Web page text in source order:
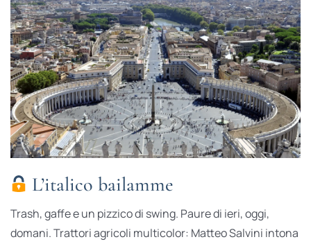
L’italico bailamme
Trash, gaffe e un pizzico di swing. Paure di ieri, oggi,
domani. Trattori agricoli multicolor: Matteo Salvini intona